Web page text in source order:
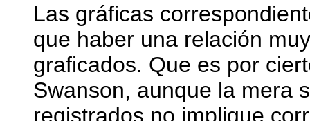
Las gráficas
que haber una relación
graficados. Que es por
Swanson, aunque la mera
registrados no implique